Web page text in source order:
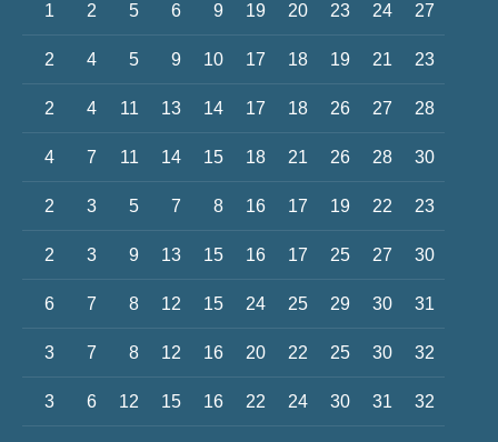
1 2 5 6 9 19 20 23 24 27
2 4 5 9 10 17 18 19 21 23
2 4 11 13 14 17 18 26 27 28
4 7 11 14 15 18 21 26 28 30
2 3 5 7 8 16 17 19 22 23
2 3 9 13 15 16 17 25 27 30
6 7 8 12 15 24 25 29 30 31
3 7 8 12 16 20 22 25 30 32
3 6 12 15 16 22 24 30 31 32